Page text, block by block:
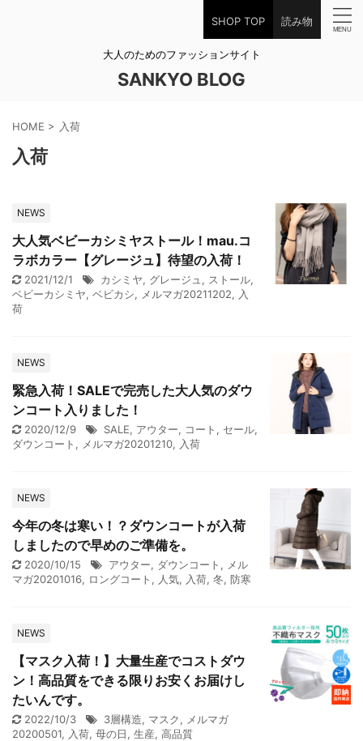
SHOP TOP 読み物
大人のためのファッションサイト
SANKYO BLOG
HOME > 入荷
入荷
NEWS
大人気ベビーカシミヤストール！mau.コ
ラボカラー【グレージュ】待望の入荷！
2021/12/1 カシミヤ, グレージュ , ストール,
ベビーカシミヤ, ベビカシ, メルマガ20211202, 入
荷
NEWS
緊急入荷！SALEで完売した大人気のダウ
ンコート入りました！
2020/12/9 SALE, アウター, コート , セール,
ダウンコート , メルマガ20201210, 入荷
NEWS
今年の冬は寒い！？ダウンコートが入荷
しましたので早めのご準備を。
2020/10/15 アウター, ダウンコート , メル
マガ20201016, ロングコート , 人気, 入荷, 冬, 防寒
NEWS
【マスク入荷！】大量生産でコストダウ
ン！高品質をできる限りお安くお届けし
たいんです。
2022/10/3 3層構造, マスク, メルマガ
20200501, 入荷, 母の日, 生産, 高品質